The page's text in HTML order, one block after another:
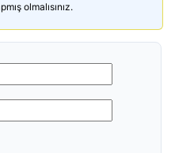
olmalısınız.